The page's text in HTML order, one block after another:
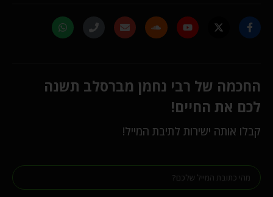
החכמה של רבי נחמן מברסלב תשנה
לכם את החיים!
קבלו אותה ישירות לתיבת המייל!